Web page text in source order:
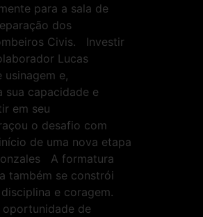
para a sala de
dos
Civis. Investir
Lucas
e,
sua capacidade e
em seu
o desafio com
de uma nova etapa
A formatura
também se constrói
e coragem.
de